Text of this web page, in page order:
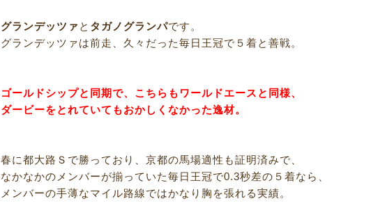
グランデッツァ と タガノグランパです。
グランデッツァは前走、久々だった毎日王冠で５着と善戦。
ゴールドシップと同期で、こちらもワールドエースと同様、
ダービーをとれていてもおかしくなかった逸材。
春に都大路Ｓで勝っており、京都の馬場適性も証明済みで、
なかなかのメンバーが揃っていた毎日王冠で0.3秒差の５着なら、
メンバーの手薄なマイル路線ではかなり胸を張れる実績。